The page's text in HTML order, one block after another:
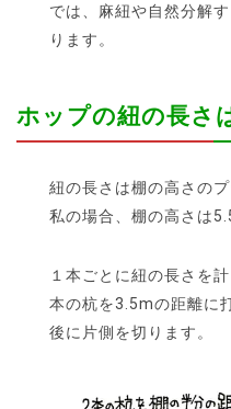
では、麻紐や自然分解
ります。
ホップの紐の長さ
紐の長さは棚の高さの
私の場合、棚の高さは
１本ごとに紐の長さを
本の杭を3.5mの距離に
後に片側を切ります。